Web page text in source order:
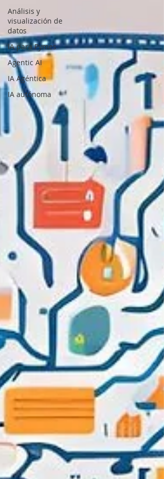
Análisis y
visualización de
datos
IA para Pymes
Agentic AI
IA Agéntica
IA autónoma